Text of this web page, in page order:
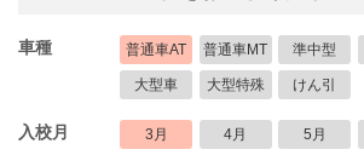
車種 普通車AT 普通車MT 準中型
大型車 大型特殊 けん引
入校月 3月 4月 5月